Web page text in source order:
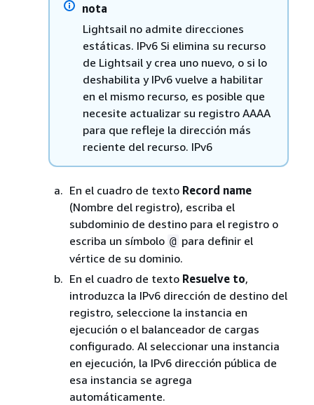
nota
Lightsail no admite direcciones
estáticas. IPv6 Si elimina su recurso
de Lightsail y crea uno nuevo, o si lo
deshabilita y IPv6 vuelve a habilitar
en el mismo recurso, es posible que
necesite actualizar su registro AAAA
para que refleje la dirección más
reciente del recurso. IPv6
En el cuadro de texto Record name
(Nombre del registro), escriba el
subdominio de destino para el registro o
escriba un símbolo @ para definir el
vértice de su dominio.
En el cuadro de texto Resuelve to,
introduzca la IPv6 dirección de destino del
registro, seleccione la instancia en
ejecución o el balanceador de cargas
configurado. Al seleccionar una instancia
en ejecución, la IPv6 dirección pública de
esa instancia se agrega
automáticamente.